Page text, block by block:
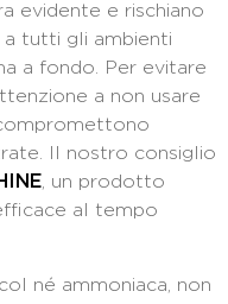
evidente e rischiano
tutti gli ambienti
a fondo. Per evitare
a non usare
Il nostro consiglio
, un prodotto
al tempo
né ammoniaca, non